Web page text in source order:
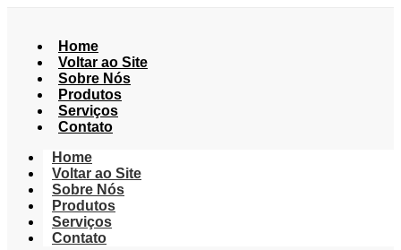
Home
Voltar ao Site
Sobre Nós
Produtos
Serviços
Contato
Home
Voltar ao Site
Sobre Nós
Produtos
Serviços
Contato